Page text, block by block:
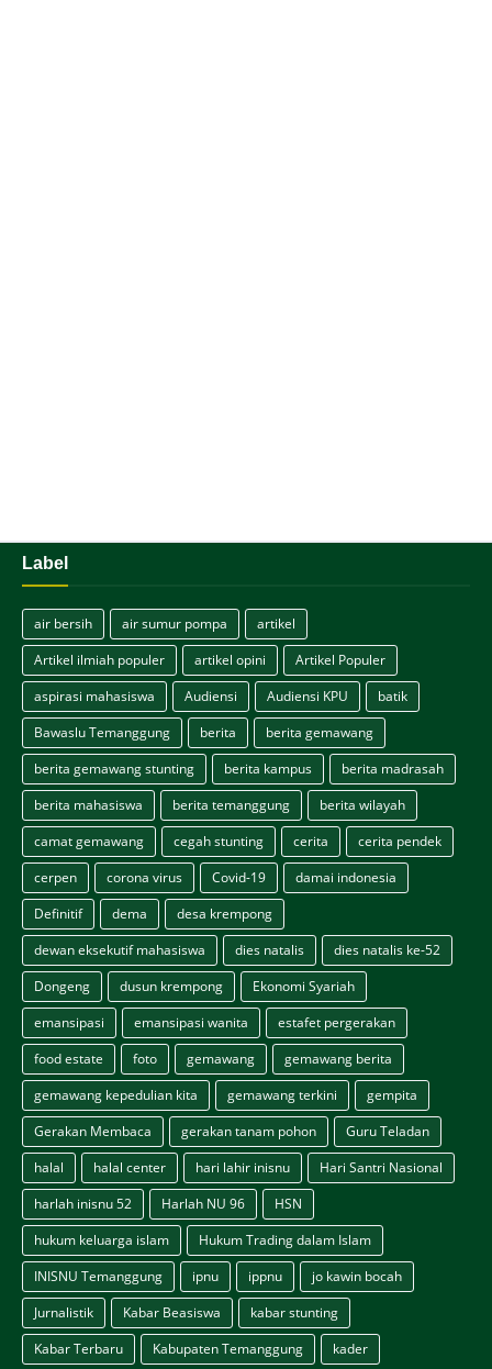
Label
air bersih air sumur pompa
artikel
Artikel ilmiah populer
artikel opini
Artikel Populer
aspirasi mahasiswa
Audiensi Audiensi KPU
batik
Bawaslu Temanggung
berita
berita gemawang
berita gemawang stunting
berita kampus
berita madrasah
berita mahasiswa
berita temanggung
berita wilayah
camat gemawang
cegah stunting cerita
cerita pendek
cerpen
corona virus Covid-19
damai indonesia
Definitif
dema
desa krempong
dewan eksekutif mahasiswa
dies natalis
dies natalis ke-52
Dongeng
dusun krempong
Ekonomi Syariah
emansipasi
emansipasi wanita
estafet pergerakan
food estate
foto gemawang
gemawang berita
gemawang kepedulian kita
gemawang terkini
gempita
Gerakan Membaca
gerakan tanam pohon
Guru Teladan
halal
halal center hari lahir inisnu
Hari Santri Nasional
harlah inisnu 52
Harlah NU 96
HSN
hukum keluarga islam
Hukum Trading dalam Islam
INISNU Temanggung
ipnu ippnu
jo kawin bocah
Jurnalistik
Kabar Beasiswa
kabar stunting
Kabar Terbaru
Kabupaten Temanggung
kader